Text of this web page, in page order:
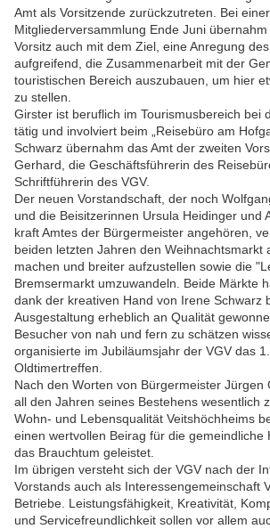
Amt als Vorsitzende zurückzutreten. Bei
Mitgliederversammlung Ende Juni
Vorsitz auch mit dem Ziel, eine Anregung
aufgreifend, die Zusammenarbeit mit der
touristischen Bereich auszubauen, um hier
zu stellen.
Girster ist beruflich im Tourismusbereich bei
tätig und involviert beim „Reisebüro am
Schwarz übernahm das Amt der zweiten
Gerhard, die Geschäftsführerin des
Schriftführerin des VGV.
Der neuen Vorstandschaft, der noch
und die Beisitzerinnen Ursula Heidinger und
kraft Amtes der Bürgermeister angehören,
beiden letzten Jahren den Weihnachtsmarkt
machen und breiter aufzustellen sowie die
Bremsermarkt umzuwandeln. Beide Märkte
dank der kreativen Hand von Irene Schwarz
Ausgestaltung erheblich an Qualität
Besucher von nah und fern zu schätzen
organisierte im Jubiläumsjahr der VGV das
Oldtimertreffen.
Nach den Worten von Bürgermeister Jürgen
all den Jahren seines Bestehens wesentlich
Wohn- und Lebensqualität Veitshöchheims
einen wertvollen Beirag für die gemeindliche
das Brauchtum geleistet.
Im übrigen versteht sich der VGV nach der
Vorstands auch als Interessengemeinschaft
Betriebe. Leistungsfähigkeit, Kreativität,
und Servicefreundlichkeit sollen vor allem